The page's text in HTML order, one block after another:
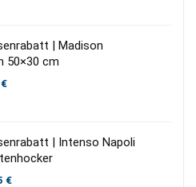
| Madison
50×30 cm
€Aktueller
| Intenso Napoli
€Aktueller